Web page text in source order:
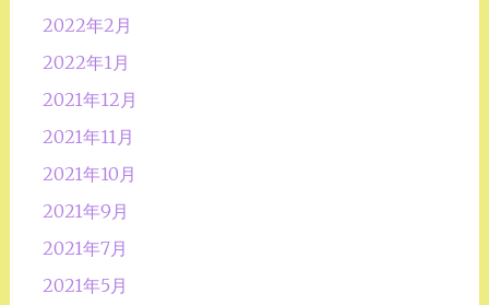
2022年2月
2022年1月
2021年12月
2021年11月
2021年10月
2021年9月
2021年7月
2021年5月